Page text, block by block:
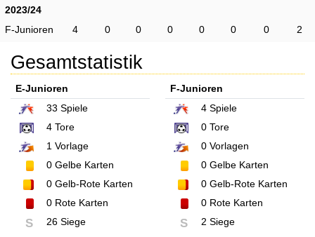
2023/24
F-Junioren
4 0 0 0 0 0 0 2
Gesamtstatistik
E-Junioren
33 Spiele
4 Tore
1 Vorlage
0 Gelbe Karten
0 Gelb-Rote Karten
0 Rote Karten
S 26 Siege
F-Junioren
4Spiele
0Tore
0Vorlagen
0Gelbe Karten
0Gelb-Rote Karten
0Rote Karten
S 2 Siege